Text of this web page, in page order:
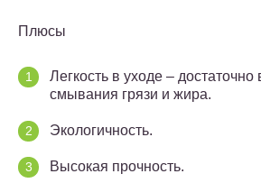
Плюсы
Легкость в уходе –
смывания грязи и жира.
Экологичность.
Высокая прочность.